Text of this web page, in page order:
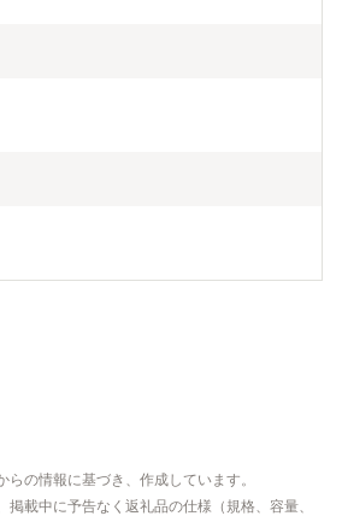
の情報に基づき、作成しています。
掲載中に予告なく返礼品の仕様（規格、容量、